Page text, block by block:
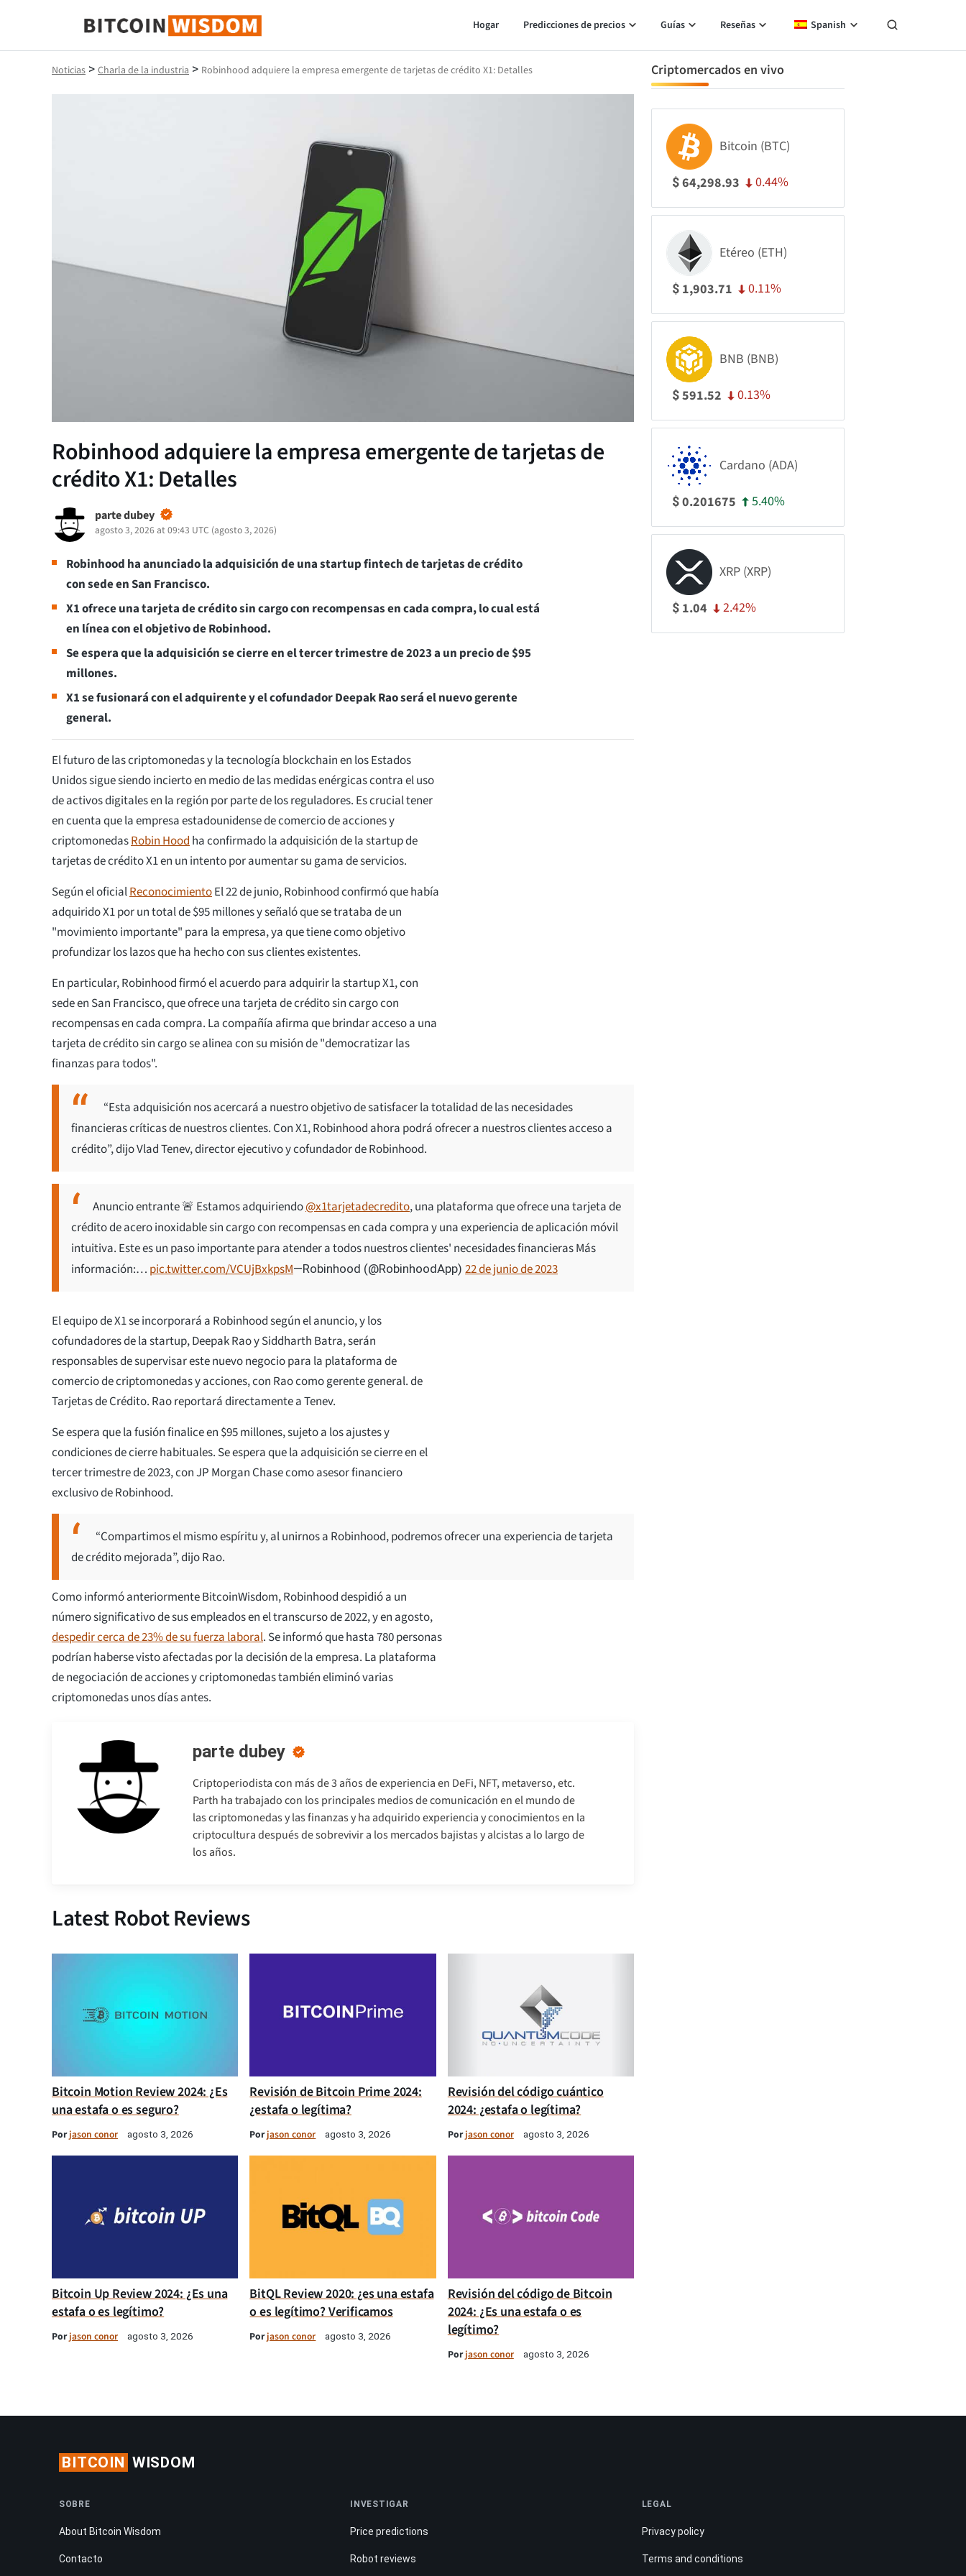
Sabiduría de Bitcoin
Hogar Predicciones de precios Guías Reseñas Spanish
Noticias > Charla de la industria > Robinhood adquiere la empresa emergente de tarjetas de crédito X1: Detalles
Robinhood adquiere la empresa emergente de tarjetas de
crédito X1: Detalles
parte dubey
agosto 3, 2026 at 09:43 UTC (agosto 3, 2026)
Robinhood ha anunciado la adquisición de una startup fintech de tarjetas de crédito
con sede en San Francisco.
X1 ofrece una tarjeta de crédito sin cargo con recompensas en cada compra, lo cual está
en línea con el objetivo de Robinhood.
Se espera que la adquisición se cierre en el tercer trimestre de 2023 a un precio de $95
millones.
X1 se fusionará con el adquirente y el cofundador Deepak Rao será el nuevo gerente
general.
El futuro de las criptomonedas y la tecnología blockchain en los Estados
Unidos sigue siendo incierto en medio de las medidas enérgicas contra el uso
de activos digitales en la región por parte de los reguladores. Es crucial tener
en cuenta que la empresa estadounidense de comercio de acciones y
criptomonedasRobin Hood ha confirmado la adquisición de la startup de
tarjetas de crédito X1 en un intento por aumentar su gama de servicios.
Según el oficialReconocimientoEl 22 de junio, Robinhood confirmó que había
adquirido X1 por un total de $95 millones y señaló que se trataba de un
"movimiento importante" para la empresa, ya que tiene como objetivo
profundizar los lazos que ha hecho con sus clientes existentes.
En particular, Robinhood firmó el acuerdo para adquirir la startup X1, con
sede en San Francisco, que ofrece una tarjeta de crédito sin cargo con
recompensas en cada compra. La compañía afirma que brindar acceso a una
tarjeta de crédito sin cargo se alinea con su misión de "democratizar las
finanzas para todos".
“Esta adquisición nos acercará a nuestro objetivo de satisfacer la totalidad de las necesidades
financieras críticas de nuestros clientes. Con X1, Robinhood ahora podrá ofrecer a nuestros clientes acceso a
crédito”, dijo Vlad Tenev, director ejecutivo y cofundador de Robinhood.
Anuncio entrante 🚨 Estamos adquiriendo@x1tarjetadecredito, una plataforma que ofrece una tarjeta de
crédito de acero inoxidable sin cargo con recompensas en cada compra y una experiencia de aplicación móvil
intuitiva. Este es un paso importante para atender a todos nuestros clientes' necesidades financieras Más
información:… pic.twitter.com/VCUjBxkpsM—Robinhood (@RobinhoodApp) 22 de junio de 2023
El equipo de X1 se incorporará a Robinhood según el anuncio, y los
cofundadores de la startup, Deepak Rao y Siddharth Batra, serán
responsables de supervisar este nuevo negocio para la plataforma de
comercio de criptomonedas y acciones, con Rao como gerente general. de
Tarjetas de Crédito. Rao reportará directamente a Tenev.
Se espera que la fusión finalice en $95 millones, sujeto a los ajustes y
condiciones de cierre habituales. Se espera que la adquisición se cierre en el
tercer trimestre de 2023, con JP Morgan Chase como asesor financiero
exclusivo de Robinhood.
“Compartimos el mismo espíritu y, al unirnos a Robinhood, podremos ofrecer una experiencia de tarjeta
de crédito mejorada”, dijo Rao.
Como informó anteriormente BitcoinWisdom, Robinhood despidió a un
número significativo de sus empleados en el transcurso de 2022, y en agosto,
despedir cerca de 23% de su fuerza laboral. Se informó que hasta 780 personas
podrían haberse visto afectadas por la decisión de la empresa. La plataforma
de negociación de acciones y criptomonedas también eliminó varias
criptomonedas unos días antes.
parte dubey
Criptoperiodista con más de 3 años de experiencia en DeFi, NFT, metaverso, etc.
Parth ha trabajado con los principales medios de comunicación en el mundo de
las criptomonedas y las finanzas y ha adquirido experiencia y conocimientos en la
criptocultura después de sobrevivir a los mercados bajistas y alcistas a lo largo de
los años.
Latest Robot Reviews
Bitcoin Motion Review 2024: ¿Es
una estafa o es seguro?
Porjason conor agosto 3, 2026
Revisión de Bitcoin Prime 2024:
¿estafa o legítima?
Porjason conor agosto 3, 2026
Revisión del código cuántico
2024: ¿estafa o legítima?
Porjason conor agosto 3, 2026
Bitcoin Up Review 2024: ¿Es una
estafa o es legítimo?
Porjason conor agosto 3, 2026
BitQL Review 2020: ¿es una estafa
o es legítimo? Verificamos
Porjason conor agosto 3, 2026
Revisión del código de Bitcoin
2024: ¿Es una estafa o es
legítimo?
Porjason conor agosto 3, 2026
Criptomercados en vivo
Bitcoin (BTC)
$64,298.93 0.44%
Etéreo (ETH)
$ 1,903.71 0.11%
BNB (BNB)
$591.52 0.13%
Cardano (ADA)
$0.201675 5.40%
XRP (XRP)
$ 1.04 2.42%
BITCOIN WISDOM
SOBRE
About Bitcoin Wisdom
Contacto
INVESTIGAR
Price predictions
Robot reviews
LEGAL
Privacy policy
Terms and conditions